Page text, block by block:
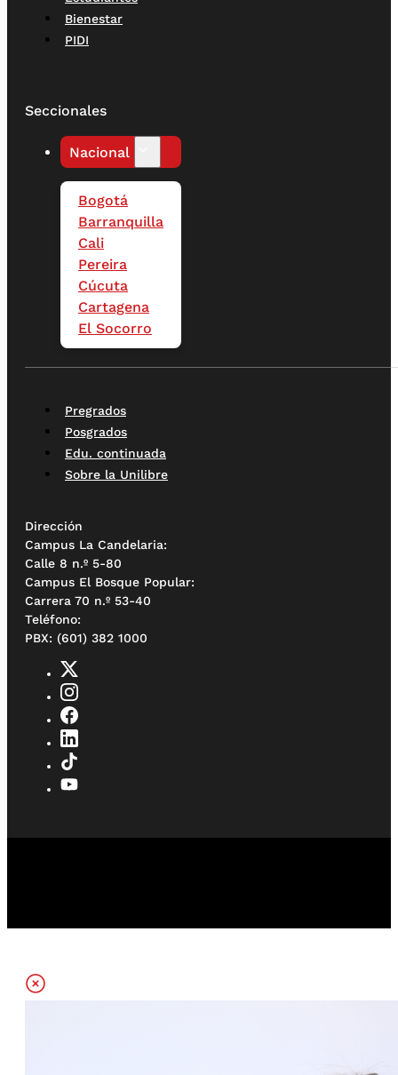
Bienestar
PIDI
Seccionales
Nacional
Bogotá
Barranquilla
Cali
Pereira
Cúcuta
Cartagena
El Socorro
Pregrados
Posgrados
Edu. continuada
Sobre la Unilibre
Dirección
Campus La Candelaria:
Calle 8 n.º 5-80
Campus El Bosque Popular:
Carrera 70 n.º 53-40
Teléfono:
PBX: (601) 382 1000